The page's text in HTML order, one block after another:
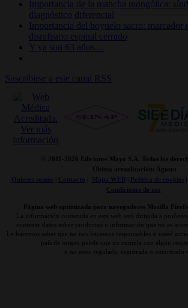
Importancia de la mancha mongólica:
diagnóstico diferencial
Importancia del hoyuelo sacro: marcador
disrafismo espinal cerrado
Y ya son 63 años…
Suscribirse a este canal RSS
© 2011- 2026 Ediciones Mayo S.A. Todos los
Última actualización: Agosto
Quienes somos| Contacto Mapa WEB| Politica de cookies|
Condiciones de uso
Página web optimizada para navegadores Mozilla
La información contenida en esta web está dirigida a
contener datos sobre productos o información que no es
Le hacemos saber que no nos hacemos responsables si usted
país de origen puede que no cumpla con algún
o no estar regulada, registrada o autorizado